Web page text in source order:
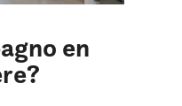
en